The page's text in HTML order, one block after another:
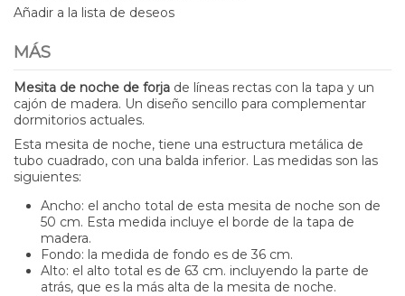
Añadir a la lista de deseos
MÁS
Mesita de noche de forja de líneas rectas con la tapa y un
cajón de madera. Un diseño sencillo para complementar
dormitorios actuales.
Esta mesita de noche, tiene una estructura metálica de
tubo cuadrado, con una balda inferior. Las medidas son las
siguientes:
Ancho: el ancho total de esta mesita de noche son de
50 cm. Esta medida incluye el borde de la tapa de
madera.
Fondo: la medida de fondo es de 36 cm.
Alto: el alto total es de 63 cm. incluyendo la parte de
atrás, que es la más alta de la mesita de noche.